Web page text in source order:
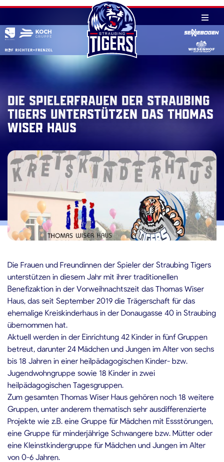
Skip
content
Die Spielerfrauen der Straubing
Tigers unterstützen das Thomas
Wiser Haus
Die Frauen und Freundinnen der Spieler der Straubing Tigers
unterstützen in diesem Jahr mit ihrer traditionellen
Benefizaktion in der Vorweihnachtszeit das Thomas Wiser
Haus, das seit September 2019 die Trägerschaft für das
ehemalige Kreiskinderhaus in der Donaugasse 40 in Straubing
übernommen hat.
Aktuell werden in der Einrichtung 42 Kinder in fünf Gruppen
betreut, darunter 24 Mädchen und Jungen im Alter von sechs
bis 18 Jahren in einer heilpädagogischen Kinder- bzw.
Jugendwohngruppe sowie 18 Kinder in zwei
heilpädagogischen Tagesgruppen.
Zum gesamten Thomas Wiser Haus gehören noch 18 weitere
Gruppen, unter anderem thematisch sehr ausdifferenzierte
Projekte wie z.B. eine Gruppe für Mädchen mit Essstörungen,
eine Gruppe für minderjährige Schwangere bzw. Mütter oder
eine Kleinstkindergruppe für Mädchen und Jungen im Alter
von 0-6 Jahren.